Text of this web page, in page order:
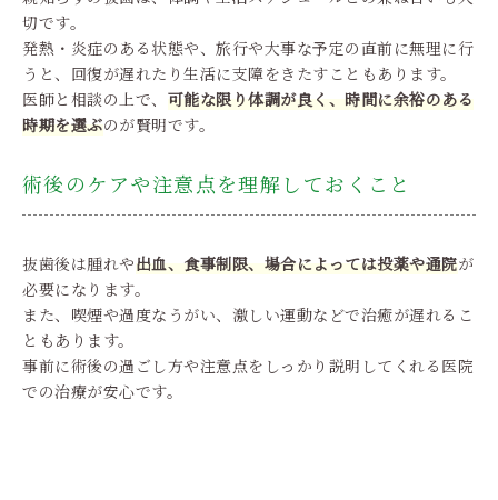
切です。
発熱・炎症のある状態や、旅行や大事な予定の直前に無理に行
うと、回復が遅れたり生活に支障をきたすこともあります。
医師と相談の上で、 可能な限り体調が良く、時間に余裕のある
時期を選ぶのが賢明です。
術後のケアや注意点を理解しておくこと
抜歯後は腫れや出血、食事制限、場合によっては投薬や通院が
必要になります。
また、喫煙や過度なうがい、激しい運動などで治癒が遅れるこ
ともあります。
事前に術後の過ごし方や注意点をしっかり説明してくれる医院
での治療が安心です。